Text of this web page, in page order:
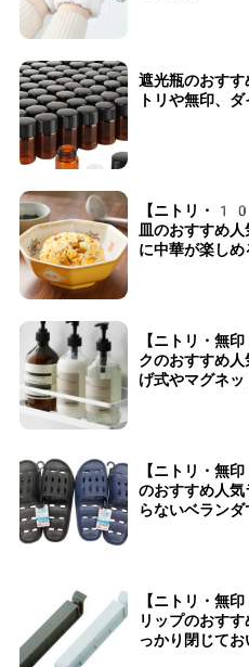
遮光瓶のおす
トリや無印、
【ニトリ・
皿のおすすめ
に中華が楽しめ
【ニトリ・
クのおすすめ
げ式やマグネ
【ニトリ・
のおすすめ人
らないベラン
【ニトリ・
リップのおす
っかり閉じて